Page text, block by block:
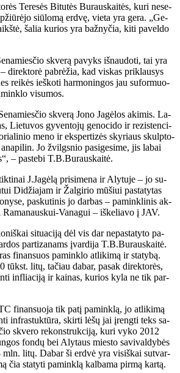
Te­re­sės Bi­tu­tės Bu­raus­kai­tės, ku­ri ne­se­
siū­lo­mą erd­vę, vie­ta yra ge­ra. „Ge­
ša­lia ku­rios yra baž­ny­čia, ki­ti pa­vel­do
skve­rą pa­vyks iš­nau­do­ti, tai yra
di­rek­to­rė pa­brė­žia, kad vis­kas pri­klau­sys
rei­kės ieš­ko­ti har­mo­nin­gos jau su­for­muo­
vi­su­mos.
skve­rą Jo­no Ja­gė­los aki­mis. La­
Lie­tu­vos gy­ven­to­jų ge­no­ci­do ir re­zis­ten­ci­
me­no ir eks­per­ti­zės sky­riaus skulp­to­
Jo žvilgs­nio pa­si­ge­si­me, jis la­bai
– pa­ste­bi T.B.Bu­raus­kai­tė.
J.Ja­gė­lą pri­si­me­na ir Aly­tu­je – jo su­
Di­džia­jam ir Žal­gi­rio mū­šiui pa­sta­ty­tas
pas­ku­ti­nis jo dar­bas – pa­min­kli­nis ak­
Va­na­gui – iš­ke­lia­vo į JAV.
si­tu­a­ci­ją dėl vis dar ne­pa­sta­ty­to pa­
par­ti­za­nams įvar­di­ja T.B.Bu­raus­kai­tė.
fi­nan­suos pa­min­klo at­li­ki­mą ir sta­ty­bą.
tūkst. li­tų, ta­čiau da­bar, pa­sak di­rek­to­rės,
in­flia­ci­ją ir kai­nas, ku­rios ky­la ne tik par­
fi­nan­suo­ja tik pa­tį pa­min­klą, jo at­li­ki­mą
in­fra­stuk­tū­ra, skir­ti lė­šų jai įreng­ti teks sa­
skve­ro re­konst­ruk­ci­ją, ku­ri vy­ko 2012
fon­dų bei Aly­taus mies­to sa­vi­val­dy­bės
mln. li­tų. Da­bar ši erd­vė yra vi­siš­kai su­tvar­
čia sta­ty­ti pa­min­klą kal­ba­ma pir­mą kar­tą.